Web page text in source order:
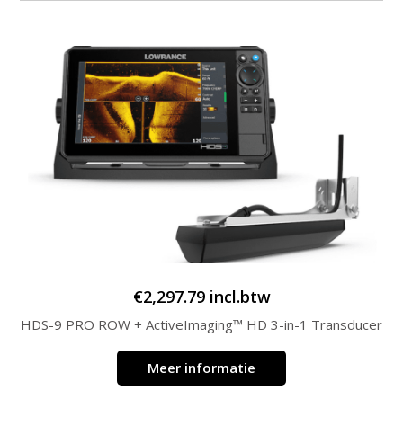
€2,297.79 incl.btw
HDS-9 PRO ROW + ActiveImaging™ HD 3-in-1 Transducer
Meer informatie